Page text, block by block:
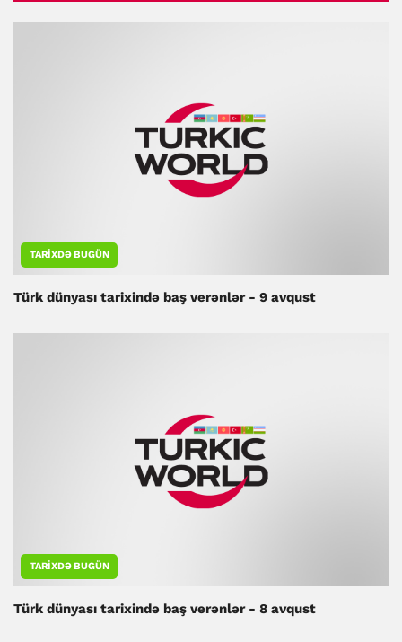
TARIXDƏ BUGÜN
Türk dünyası tarixində baş verənlər - 9 avqust
TARIXDƏ BUGÜN
Türk dünyası tarixində baş verənlər - 8 avqust